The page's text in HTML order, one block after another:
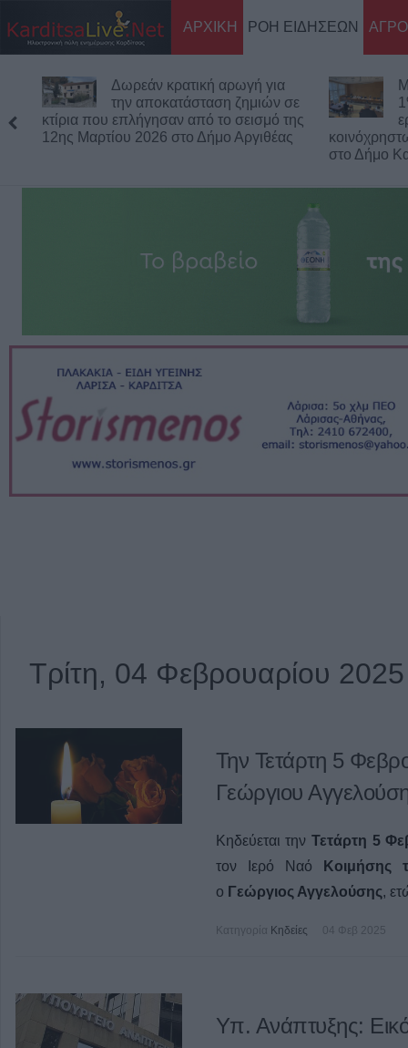
ΑΡΧΙΚΗ ΡΟΗ ΕΙΔΗΣΕΩΝ
Δωρεάν κρατική αρωγή για
την αποκατάσταση ζημιών σε
που επλήγησαν από το σεισμό της
2026 στο Δήμο Αργιθέας
Μία
1% για τον
εργασίες
κοινόχρηστων χώρων
στο Δήμο Καρδίτσας
Τρίτη, 04 Φεβρουαρίου 2025
Την Τετάρτη 5
Γεώργιου
Κηδεύεται την Τετάρτη 5
τον Ιερό Ναό Κοιμήσης
ο Γεώργιος Αγγελούσης,
Κατηγορία Κηδείες 04 Φεβ 2025
Υπ. Ανάπτυξης: